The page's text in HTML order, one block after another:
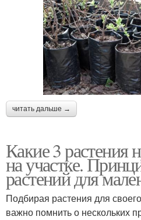
читать дальше →
Какие 3 растения
на участке.
растений для
Подбирая растения для
важно помнить о нескольких